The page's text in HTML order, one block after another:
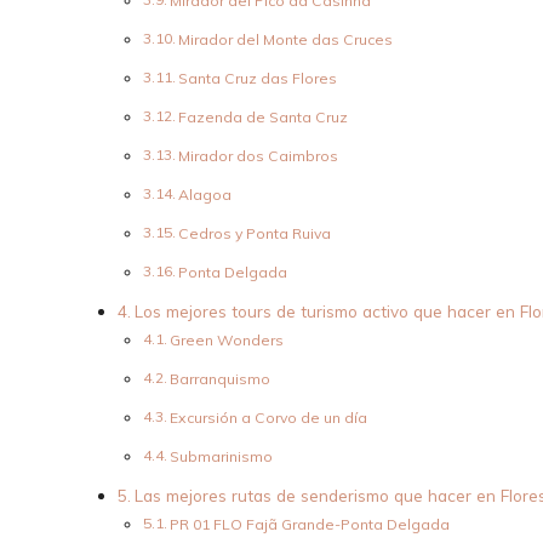
Mirador del Monte das Cruces
Santa Cruz das Flores
Fazenda de Santa Cruz
Mirador dos Caimbros
Alagoa
Cedros y Ponta Ruiva
Ponta Delgada
Los mejores tours de turismo activo que hacer en
Green Wonders
Barranquismo
Excursión a Corvo de un día
Submarinismo
Las mejores rutas de senderismo que hacer en
PR 01 FLO Fajã Grande-Ponta Delgada